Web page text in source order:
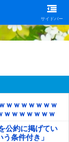
サイドバー
ｗｗｗｗｗｗｗ
ｗｗｗｗｗｗｗ
公約に掲げてい
条件付き」